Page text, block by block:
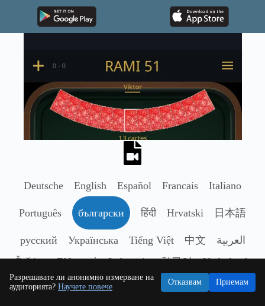
Разрешавате ли анонимно измерване на
аудиторията? Научете повече
Отказвам Приемам
Deutsche English Español Francais Italiano
Português български हिंदी Hrvatski 日本語
русский Українська Tiếng Việt 中文
العربية
Čeština
Ελληνικά Indonesia 한국어
Nederlands
Polski
Română Svenska ไทย Türkçe